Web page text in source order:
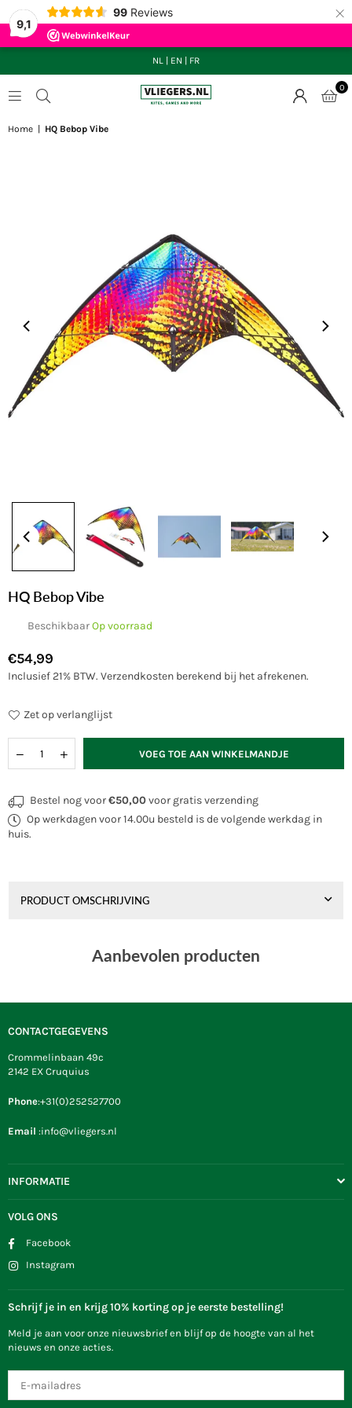
9,1
99 Reviews ×
NL EN FR
0
Home HQ Bebop Vibe
HQ Bebop Vibe
BeschikbaarOp voorraad
Normale
prijs
€54,99
Inclusief 21% BTW. Verzendkosten berekend bij het afrekenen.
Zet op verlanglijst
VOEG TOE AAN WINKELMANDJE
Bestel nog voor€50,00voor gratis verzending
Op werkdagen voor 14.00u besteld is de volgende werkdag in
huis.
PRODUCT OMSCHRIJVING
Aanbevolen producten
CONTACTGEGEVENS
Crommelinbaan 49c
2142 EX Cruquius
Phone:+31(0)252527700
Email :info@vliegers.nl
INFORMATIE
VOLG ONS
Facebook
Instagram
Schrijf je in en krijg 10% korting op je eerste bestelling!
Meld je aan voor onze nieuwsbrief en blijf op de hoogte van al het
nieuws en onze acties.